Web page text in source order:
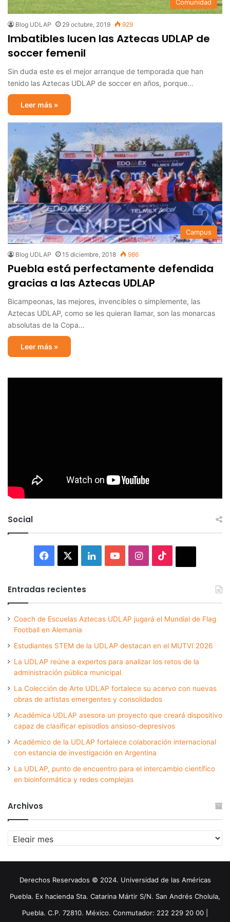
Comunidad
Blog UDLAP 29 octubre, 2019 929
Imbatibles lucen las Aztecas UDLAP de
soccer femenil
Sin duda este es el mejor arranque de temporada que han
tenido las Aztecas UDLAP de soccer en años, porque…
Leer más »
Campus
Blog UDLAP 15 diciembre, 2018 986
Puebla está perfectamente defendida
gracias a las Aztecas UDLAP
Bicampeonas, las mejores, invencibles o simplemente, las
Aztecas UDLAP, como se les quieran llamar, son las monarcas
absolutas de la Copa…
Leer más »
Social
Facebook LinkedInYouTubeInstagram
Entradas recientes
Coach de Escuelas Aztecas UDLAP jugará el Mundial de Flag
Football en Alemania
Estudiantes STEM de la UDLAP destacan en el MUTVI 2026
La UDLAP reúne a expertos para analizar los retos de la
administración pública municipal
La Colección de Arte UDLAP fortalece su acervo con nuevas
obras de artistas emergentes y consolidados
Académica UDLAP asesora un proyecto que creará dispositivo
capaz de clasificar episodios ansioso-depresivos
Académico de la UDLAP fortalece colaboración internacional
con estancia de investigación en Argentina
La UDLAP, punto de encuentro para el intercambio científico
en bioinformática y redes complejas
Archivos
Archivos
Derechos Reservados © 2024. Universidad de las Américas
Puebla. Ex hacienda Sta. Catarina Mártir S/N. San Andrés Cholula,
Puebla. C.P. 72810. México. Conmutador: 222 229 20 00 |